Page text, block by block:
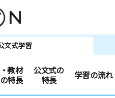
文式学習
教材
特長
公文式の
特長
学習の流れ